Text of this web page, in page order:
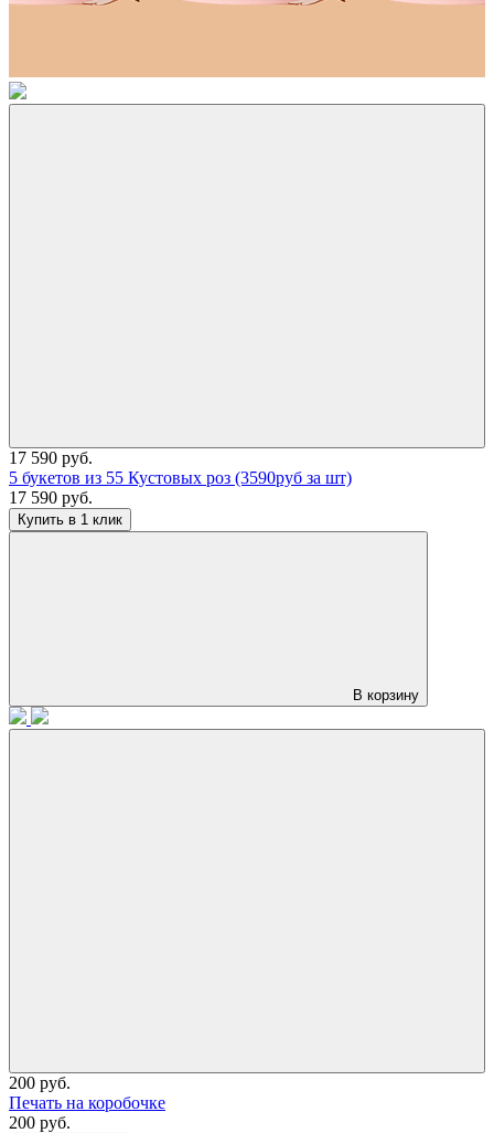
17 590 руб.
5 букетов из 55 Кустовых роз (3590руб за шт)
17 590 руб.
Купить в 1 клик
В корзину
200 руб.
Печать на коробочке
200 руб.